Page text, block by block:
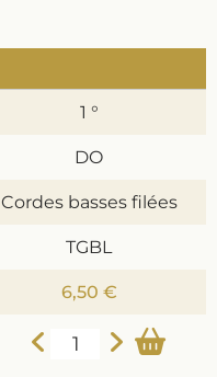
1 °
DO
Cordes basses filées
TGBL
6,50 €